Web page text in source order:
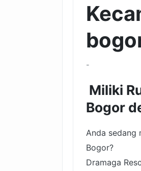
-
Miliki
Bogor
Anda sedang
Bogor?
Dramaga